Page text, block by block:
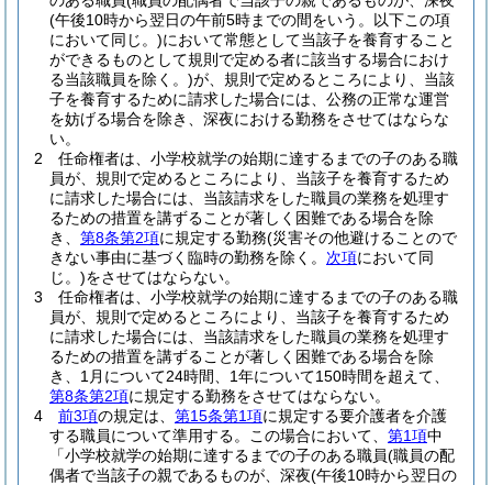
(午後10時から翌日の午前5時までの間をいう。以下この項
において同じ。)において常態として当該子を養育すること
ができるものとして規則で定める者に該当する場合におけ
る当該職員を除く。)が、規則で定めるところにより、当該
子を養育するために請求した場合には、公務の正常な運営
を妨げる場合を除き、深夜における勤務をさせてはならな
い。
2
任命権者は、小学校就学の始期に達するまでの子のある職
員が、規則で定めるところにより、当該子を養育するため
に請求した場合には、当該請求をした職員の業務を処理す
るための措置を講ずることが著しく困難である場合を除
き、 第8条第2項に規定する勤務(災害その他避けることので
きない事由に基づく臨時の勤務を除く。 次項において同
じ。)をさせてはならない。
3
任命権者は、小学校就学の始期に達するまでの子のある職
員が、規則で定めるところにより、当該子を養育するため
に請求した場合には、当該請求をした職員の業務を処理す
るための措置を講ずることが著しく困難である場合を除
き、1月について24時間、1年について150時間を超えて、
第8条第2項に規定する勤務をさせてはならない。
4
前3項の規定は、 第15条第1項に規定する要介護者を介護
する職員について準用する。
この場合において、 第1項中
「小学校就学の始期に達するまでの子のある職員(職員の配
偶者で当該子の親であるものが、深夜(午後10時から翌日の